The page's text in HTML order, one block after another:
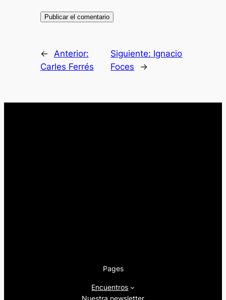
←
Anterior:
Carles Ferrés
Siguiente: Ignacio
Foces
→
Pages
Encuentros
Nuestra newsletter